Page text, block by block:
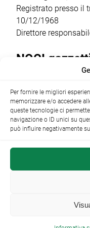
Registrato presso il
10/12/1968
Direttore
NOCI
+39 080 4979274|
Archivio
NOCI
Per fornire le migliori
memorizzare e/o accedere
queste tecnologie ci
navigazione o ID unici su
può influire negativamente